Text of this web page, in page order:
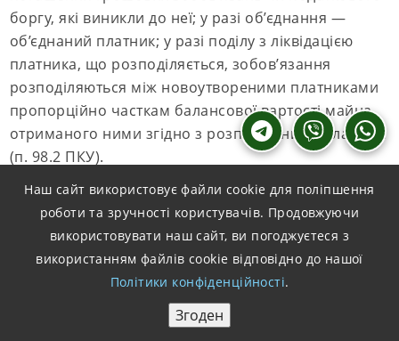
Наш сайт використовує файли cookie для поліпшення
роботи та зручності користувачів. Продовжуючи
використовувати наш сайт, ви погоджуєтеся з
використанням файлів cookie відповідно до нашої
Політики конфіденційності.
Згоден
боргу, які виникли до неї; у разі об’єднання —
об’єднаний платник; у разі поділу з ліквідацією
платника, що розподіляється, зобов’язання
розподіляються між новоутвореними платниками
пропорційно часткам балансової вартості майна,
отриманого ними згідно з розподільним балансом
(п. 98.2 ПКУ).
Строки процедури
Тривалість визначає не бажання сторін, а глибина
відкритих періодів і кількість юридичних осіб у
периметрі. Перевірка групи з контрольованими